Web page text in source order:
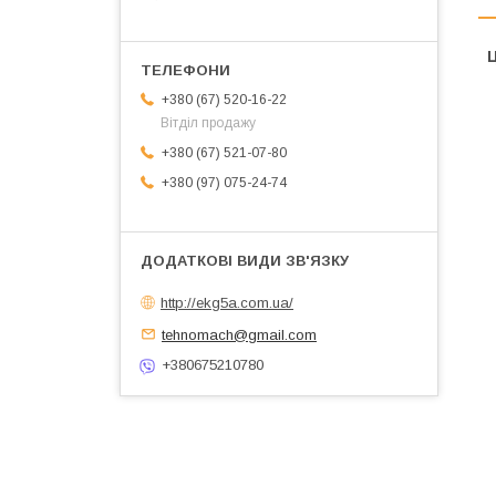
+380 (67) 520-16-22
Вітділ продажу
+380 (67) 521-07-80
+380 (97) 075-24-74
http://ekg5a.com.ua/
tehnomach@gmail.com
+380675210780